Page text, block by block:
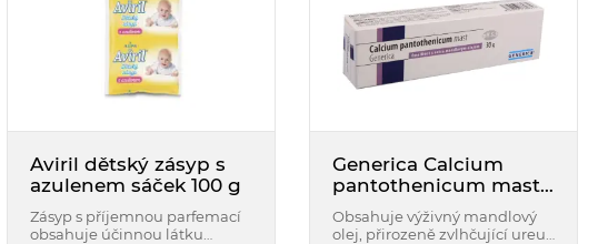
Aviril dětský zásyp s
azulenem sáček 100 g
Zásyp s příjemnou parfemací
obsahuje účinnou látku
Generica Calcium
pantothenicum mast
30 g
Obsahuje výživný mandlový
olej, přirozeně zvlhčující ureu